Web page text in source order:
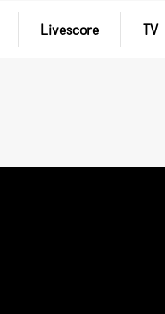
Livescore TV